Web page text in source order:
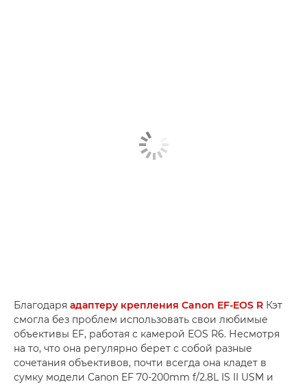
Благодаря адаптеру крепления Canon EF-EOS R Кэт
смогла без проблем использовать свои любимые
объективы EF, работая с камерой EOS R6. Несмотря
на то, что она регулярно берет с собой разные
сочетания объективов, почти всегда она кладет в
сумку модели Canon EF 70-200mm f/2.8L IS II USM и